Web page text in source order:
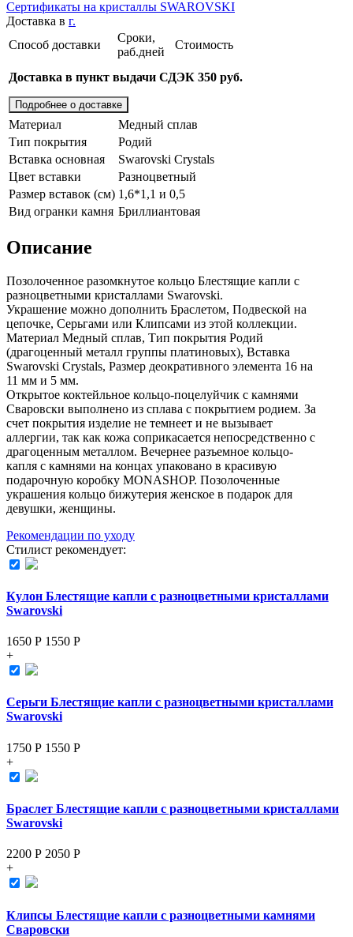
Сертификаты на кристаллы SWAROVSKI
Доставка в г.
Способ доставки
Сроки,
раб.дней
Стоимость
Доставка в пункт выдачи СДЭК 350 руб.
Подробнее о доставке
Материал
Медный сплав
Тип покрытия
Родий
Вставка основная
Swarovski Crystals
Цвет вставки
Разноцветный
Размер вставок (см) 1,6*1,1 и 0,5
Вид огранки камня Бриллиантовая
Описание
Позолоченное разомкнутое кольцо Блестящие капли с
разноцветными кристаллами Swarovski.
Украшение можно дополнить Браслетом, Подвеской на
цепочке, Серьгами или Клипсами из этой коллекции.
Материал Медный сплав, Тип покрытия Родий
(драгоценный металл группы платиновых), Вставка
Swarovski Crystals, Размер деокративного элемента 16 на
11 мм и 5 мм.
Открытое коктейльное кольцо-поцелуйчик с камнями
Сваровски выполнено из сплава с покрытием родием. За
счет покрытия изделие не темнеет и не вызывает
аллергии, так как кожа соприкасается непосредственно с
драгоценным металлом. Вечернее разъемное кольцо-
капля с камнями на концах упаковано в красивую
подарочную коробку MONASHOP. Позолоченные
украшения кольцо бижутерия женское в подарок для
девушки, женщины.
Рекомендации по уходу
Стилист рекомендует:
Кулон Блестящие капли с разноцветными кристаллами
Swarovski
1650 Р 1550 Р
+
Серьги Блестящие капли с разноцветными кристаллами
Swarovski
1750 Р 1550 Р
+
Браслет Блестящие капли с разноцветными кристаллами
Swarovski
2200 Р 2050 Р
+
Клипсы Блестящие капли с разноцветными камнями
Сваровски